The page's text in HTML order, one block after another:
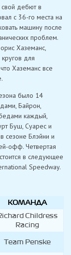
дебют в
с 36-го места на
машину после
проблем.
Хаземанс,
для
Хаземанс все
было 14
Байрон,
каждый,
Буш, Суарес и
сезоне Блэйни и
офф. Четвертая
в следующее
Speedway.
КОМАНДА
Childress
Racing
Team Penske